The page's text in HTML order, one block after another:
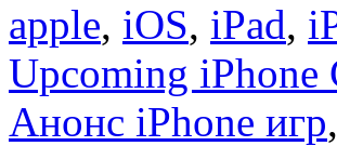
apple, iOS, iPad,
Upcoming iPhone
Анонс iPhone игр,